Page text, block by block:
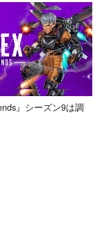
』シーズン9は調